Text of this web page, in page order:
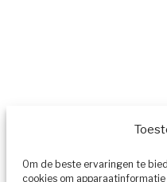
Om de beste ervaringen te
cookies om